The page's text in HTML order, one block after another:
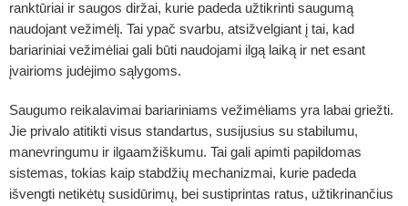
ranktūriai ir saugos diržai, kurie padeda užtikrinti saugumą
naudojant vežimėlį. Tai ypač svarbu, atsižvelgiant į tai, kad
bariariniai vežimėliai gali būti naudojami ilgą laiką ir net esant
įvairioms judėjimo sąlygoms.
Saugumo reikalavimai bariariniams vežimėliams yra labai griežti.
Jie privalo atitikti visus standartus, susijusius su stabilumu,
manevringumu ir ilgaamžiškumu. Tai gali apimti papildomas
sistemas, tokias kaip stabdžių mechanizmai, kurie padeda
išvengti netikėtų susidūrimų, bei sustiprintas ratus, užtikrinančius